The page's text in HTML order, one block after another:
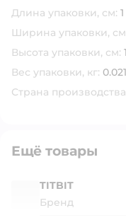
Длина упаковки, см: 1
Ширина упаковки,
Высота упаковки, см:
Вес упаковки, кг: 0.021
Страна
Ещё товары
TITBIT
Бренд